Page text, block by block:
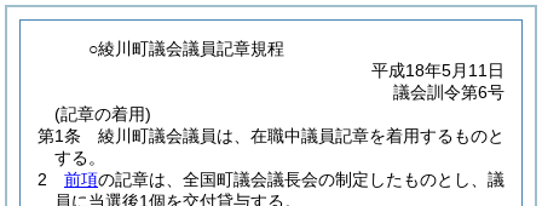
○綾川町議会議員記章規程
平成18年5月11日
議会訓令第6号
(記章の着用)
第1条
綾川町議会議員は、在職中議員記章を着用するものと
する。
2
前項の記章は、全国町議会議長会の制定したものとし、議
員に当選後1個を交付貸与する。